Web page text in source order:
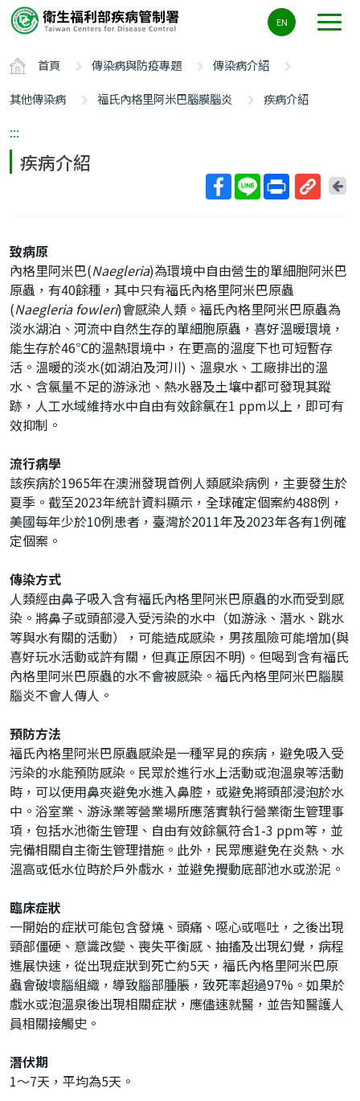
要
容
ALT+C
EN
首頁 傳染病與防疫專題
傳染病介紹
其他傳染病
福氏內格里阿米巴腦膜腦炎 疾病介紹
:::
疾病介紹
網
回
致病原
內格里阿米巴(Naegleria)為環境中自由營生的單細胞阿米巴
原蟲，有40餘種，其中只有福氏內格里阿米巴原蟲
(Naegleria fowleri)會感染人類。福氏內格里阿米巴原蟲為
淡水湖泊、河流中自然生存的單細胞原蟲，喜好溫暖環境，
能生存於46℃的溫熱環境中，在更高的溫度下也可短暫存
活。溫暖的淡水(如湖泊及河川)、溫泉水、工廠排出的溫
水、含氯量不足的游泳池、熱水器及土壤中都可發現其蹤
跡，人工水域維持水中自由有效餘氯在1 ppm以上，即可有
效抑制。
流行病學
該疾病於1965年在澳洲發現首例人類感染病例，主要發生於
夏季。截至2023年統計資料顯示，全球確定個案約488例，
美國每年少於10例患者，臺灣於2011年及2023年各有1例確
定個案。
傳染方式
人類經由鼻子吸入含有福氏內格里阿米巴原蟲的水而受到感
染。將鼻子或頭部浸入受污染的水中（如游泳、潛水、跳水
等與水有關的活動），可能造成感染，男孩風險可能增加(與
喜好玩水活動或許有關，但真正原因不明)。但喝到含有福氏
內格里阿米巴原蟲的水不會被感染。福氏內格里阿米巴腦膜
腦炎不會人傳人。
預防方法
福氏內格里阿米巴原蟲感染是一種罕見的疾病，避免吸入受
污染的水能預防感染。民眾於進行水上活動或泡溫泉等活動
時，可以使用鼻夾避免水進入鼻腔，或避免將頭部浸泡於水
中。浴室業、游泳業等營業場所應落實執行營業衛生管理事
項，包括水池衛生管理、自由有效餘氯符合1-3 ppm等，並
完備相關自主衛生管理措施。此外，民眾應避免在炎熱、水
溫高或低水位時於戶外戲水，並避免攪動底部池水或淤泥。
臨床症狀
一開始的症狀可能包含發燒、頭痛、噁心或嘔吐，之後出現
頸部僵硬、意識改變、喪失平衡感、抽搐及出現幻覺，病程
進展快速，從出現症狀到死亡約5天，福氏內格里阿米巴原
蟲會破壞腦組織，導致腦部腫脹，致死率超過97%。如果於
戲水或泡溫泉後出現相關症狀，應儘速就醫，並告知醫護人
員相關接觸史。
潛伏期
1～7天，平均為5天。